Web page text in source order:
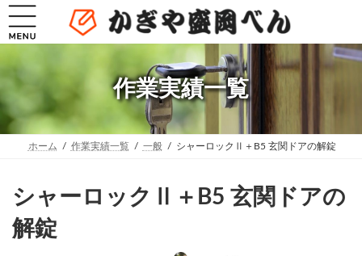
コ
テ
へ
ッ
プ
ナ
ゲ
ョ
移
動
作業実績一覧
ホーム 作業実績一覧 一般 シャーロックⅡ＋B5 玄関ドアの解錠
シャーロックⅡ＋B5 玄関ドアの
解錠